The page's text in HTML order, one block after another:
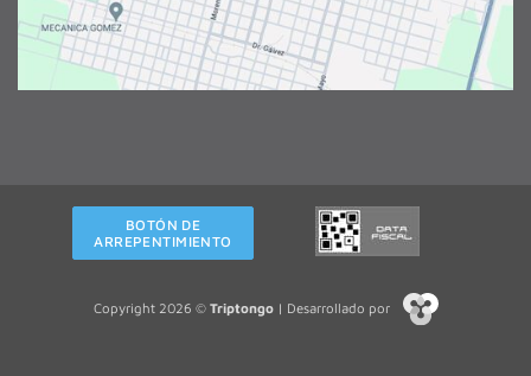
BOTÓN DE
ARREPENTIMIENTO
Copyright 2026 © Triptongo| Desarrollado por